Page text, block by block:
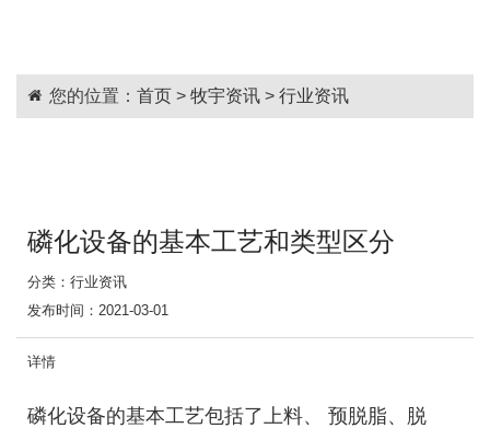
您的位置： 首页 > 牧宇资讯 > 行业资讯
磷化设备的基本工艺和类型区分
分类： 行业资讯
发布时间： 2021-03-01
详情
磷化设备的基本工艺包括了上料、 预脱脂、脱